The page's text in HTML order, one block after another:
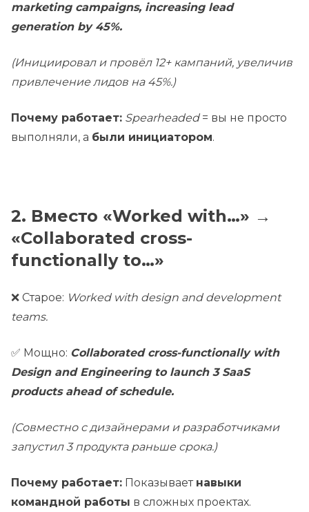
marketing campaigns, increasing lead
generation by 45%.
(Инициировал и провёл 12+ кампаний, увеличив
привлечение лидов на 45%.)
Почему работает: Spearheaded= вы не просто
выполняли, а были инициатором.
2. Вместо «Worked with…» →
«Collaborated cross-
functionally to…»
❌ Старое: Worked with design and development
teams.
✅ Мощно: Collaborated cross-functionally with
Design and Engineering to launch 3 SaaS
products ahead of schedule.
(Совместно с дизайнерами и разработчиками
запустил 3 продукта раньше срока.)
Почему работает: Показывает навыки
командной работы в сложных проектах.